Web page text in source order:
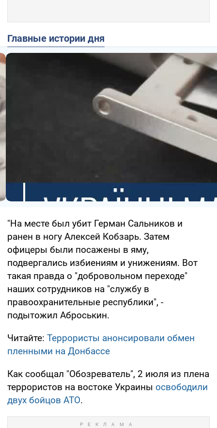
Главные истории дня
"На месте был убит Герман Сальников и
ранен в ногу Алексей Кобзарь. Затем
офицеры были посажены в яму,
подвергались избиениям и унижениям. Вот
такая правда о "добровольном переходе"
наших сотрудников на "службу в
правоохранительные республики", -
подытожил Аброськин.
Читайте: Террористы анонсировали обмен
пленными на Донбассе
Как сообщал "Обозреватель", 2 июля из плена
террористов на востоке Украины освободили
двух бойцов АТО.